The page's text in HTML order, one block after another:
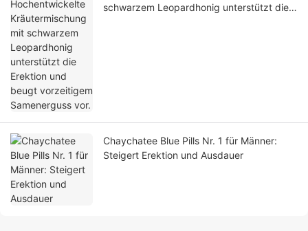
schwarzem Leopardhonig unterstützt die
Chaychatee Blue Pills Nr. 1 für Männer:
Steigert Erektion und Ausdauer